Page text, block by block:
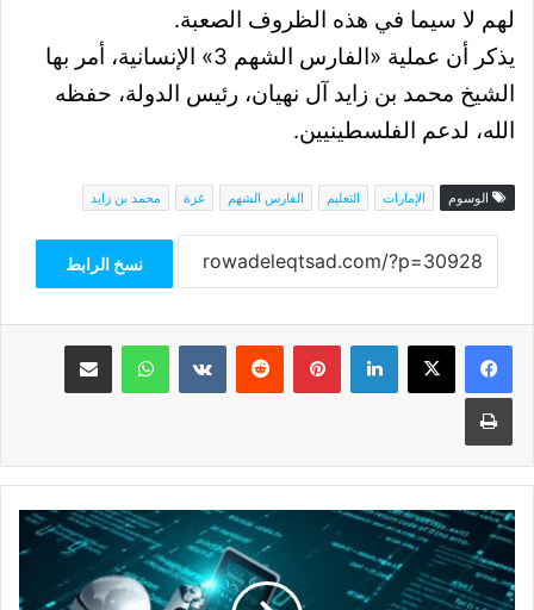
لهم لا سيما في هذه الظروف الصعبة.
يذكر أن عملية «الفارس الشهم 3» الإنسانية، أمر بها
الشيخ محمد بن زايد آل نهيان، رئيس الدولة، حفظه
الله، لدعم الفلسطينيين.
الوسوم الإمارات التعليم الفارس الشهم غزة محمد بن زايد
نسخ الرابط
فيسبوك‫X لينكدإن بينتيريست واتساب مشاركة عبر البريد
طباعة
تفاصيل
انطلاق
أكبر
مؤتمر